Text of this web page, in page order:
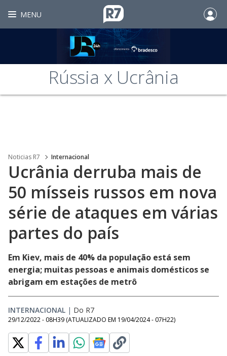
MENU
Rússia x Ucrânia
Noticias R7 Internacional
Ucrânia derruba mais de
50 mísseis russos em nova
série de ataques em várias
partes do país
Em Kiev, mais de 40% da população está sem
energia; muitas pessoas e animais domésticos se
abrigam em estações de metrô
INTERNACIONAL | Do R7
29/12/2022 - 08H39 (ATUALIZADO EM 19/04/2024 - 07H22)